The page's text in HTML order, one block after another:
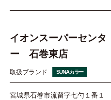
イオンスーパーセンタ
ー 石巻東店
取扱ブランド SUNAカラー
宮城県石巻市流留字七勺１番１